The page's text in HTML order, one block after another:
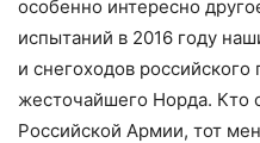
особенно интересно
испытаний в 2016 году
и снегоходов российского
жесточайшего Норда. Кто
Российской Армии, тот